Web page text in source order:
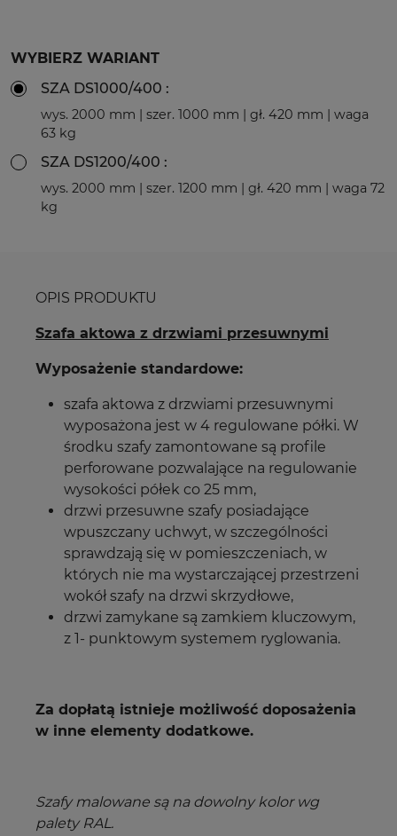
WYBIERZ WARIANT
SZA DS1000/400 :
wys. 2000 mm | szer. 1000 mm | gł. 420 mm | waga
63 kg
SZA DS1200/400 :
wys. 2000 mm | szer. 1200 mm | gł. 420 mm | waga 72
kg
OPIS PRODUKTU
Szafa aktowa z drzwiami przesuwnymi
Wyposażenie standardowe:
szafa aktowa z drzwiami przesuwnymi
wyposażona jest w 4 regulowane półki. W
środku szafy zamontowane są profile
perforowane pozwalające na regulowanie
wysokości półek co 25 mm,
drzwi przesuwne szafy posiadające
wpuszczany uchwyt, w szczególności
sprawdzają się w pomieszczeniach, w
których nie ma wystarczającej przestrzeni
wokół szafy na drzwi skrzydłowe,
drzwi zamykane są zamkiem kluczowym,
z 1- punktowym systemem ryglowania.
Za dopłatą istnieje możliwość doposażenia
w inne elementy dodatkowe.
Szafy malowane są na dowolny kolor wg
palety RAL.